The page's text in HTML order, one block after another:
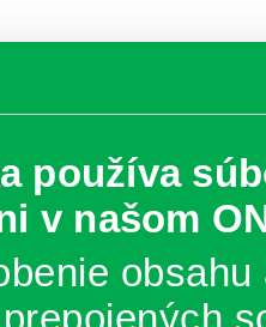
používa
v našom